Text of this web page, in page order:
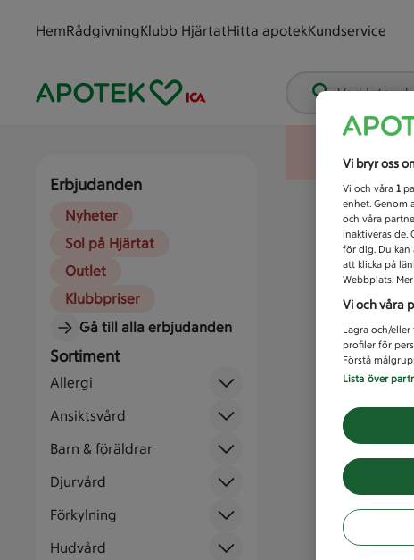
HemRådgivningKlubb HjärtatHitta apotekKundservice
Vad letar
Erbjudanden
Nyheter
Sol på Hjärtat
Outlet
Klubbpriser
Gå till alla erbjudanden
Sortiment
Allergi
Ansiktsvård
Barn & föräldrar
Djurvård
Förkylning
Hudvård
Vi bryr oss
Vi och våra 1
enhet. Genom
och våra
inaktiveras de.
för dig. Du kan
att klicka på
Webbplats.
Vi och våra
Lagra och/
profiler för
Förstå
Lista över